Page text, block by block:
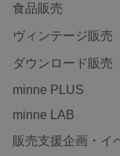
食品販売
ヴィンテージ販売
ダウンロード販売
minne PLUS
minne LAB
販売支援企画・イ